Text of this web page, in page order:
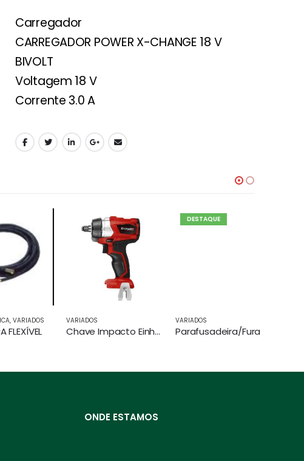
Carregador
CARREGADOR POWER X-CHANGE 18 V
BIVOLT
Voltagem 18 V
Corrente 3.0 A
VARIADOS
Chave Impacto Einhell+ 2bateria 4.0 E Carregador Duplo
DESTAQUE
VARIADOS
Parafusadeira/Furadeira de impacto Einhell+1 Bateria de 2.0AH+Carregador
ONDE ESTAMOS